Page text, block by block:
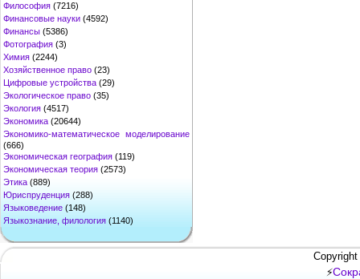
Философия (7216)
Финансовые науки (4592)
Финансы (5386)
Фотография (3)
Химия (2244)
Хозяйственное право (23)
Цифровые устройства (29)
Экологическое право (35)
Экология (4517)
Экономика (20644)
Экономико-математическое моделирование
(666)
Экономическая география (119)
Экономическая теория (2573)
Этика (889)
Юриспруденция (288)
Языковедение (148)
Языкознание, филология (1140)
⚡